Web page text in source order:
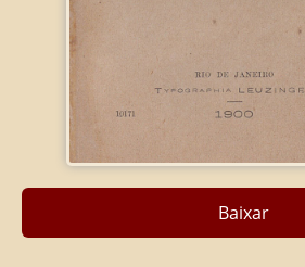
Baixar